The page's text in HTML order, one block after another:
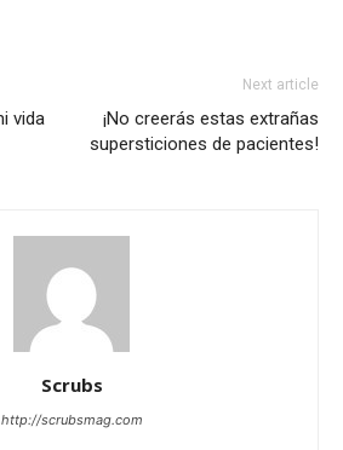
vida
Next article
¡No creerás estas extrañas
supersticiones de pacientes!
Scrubs
http://scrubsmag.com